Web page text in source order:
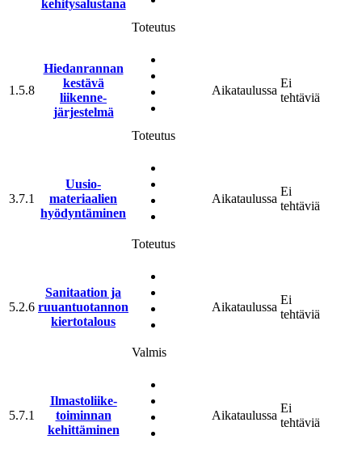
kehitysalustana
Toteutus
1.5.8
Hiedanrannan
kestävä
liikenne­
järjestelmä
Toteutus
Aikataulussa
Ei
tehtäviä
3.7.1
Uusio­
materiaalien
hyödyntäminen
Toteutus
Aikataulussa
Ei
tehtäviä
5.2.6
Sanitaation ja
ruuantuotannon
kiertotalous
Valmis
Aikataulussa
Ei
tehtäviä
5.7.1
Ilmasto­liike­
toiminnan
kehittäminen
Aikataulussa
Ei
tehtäviä